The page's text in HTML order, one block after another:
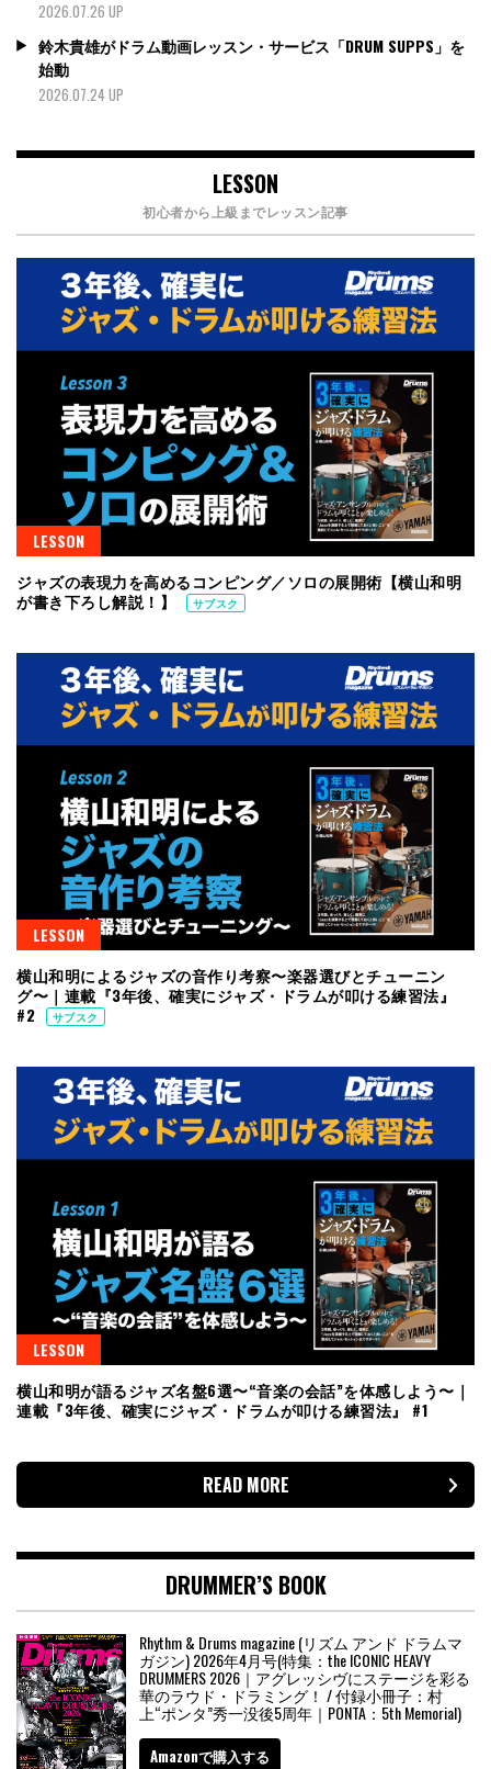
2026.07.26 UP
鈴木貴雄がドラム動画レッスン・サービス「DRUM SUPPS」を
始動
2026.07.24 UP
LESSON
初心者から上級までレッスン記事
LESSON
ジャズの表現力を高めるコンピング／ソロの展開術【横山和明
が書き下ろし解説！】
サブスク
LESSON
横山和明によるジャズの音作り考察〜楽器選びとチューニン
グ〜｜連載『3年後、確実にジャズ・ドラムが叩ける練習法』
#2
サブスク
LESSON
横山和明が語るジャズ名盤6選〜“音楽の会話”を体感しよう〜｜
連載『3年後、確実にジャズ・ドラムが叩ける練習法』 #1
READ MORE
DRUMMER’S BOOK
Rhythm & Drums magazine (リズム アンド ドラムマ
ガジン) 2026年4月号(特集：the ICONIC HEAVY
DRUMMERS 2026｜アグレッシヴにステージを彩る
華のラウド・ドラミング！ / 付録小冊子：村
上“ポンタ”秀一没後5周年｜PONTA：5th Memorial)
Amazonで購入する